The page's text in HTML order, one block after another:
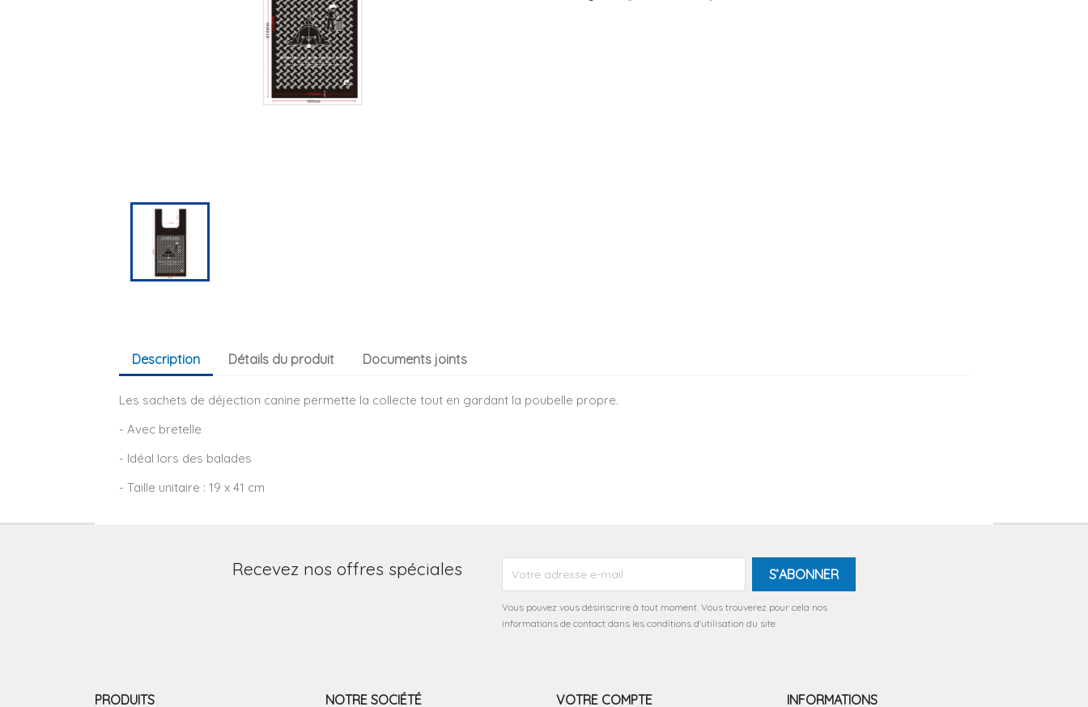
Description Détails du produit Documents joints
Les sachets de déjection canine permette la collecte tout en gardant la poubelle propre.
- Avec bretelle
- Idéal lors des balades
- Taille unitaire : 19 x 41 cm
Recevez nos offres spéciales
Vous pouvez vous désinscrire à tout moment. Vous trouverez pour cela nos
informations de contact dans les conditions d'utilisation du site.
PRODUITS NOTRE SOCIÉTÉ VOTRE COMPTE INFORMATIONS